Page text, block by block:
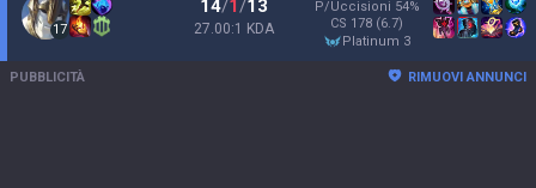
17
14/1/13
27.00:1 KDA
P/Uccisioni 54%
CS 178 (6.7)
platinum 3
PUBBLICITÀ RIMUOVI ANNUNCI